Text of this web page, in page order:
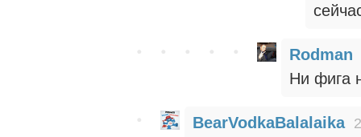
Rodman
Ни фига
BearVodkaBalalaika